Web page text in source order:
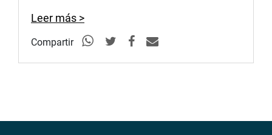
Leer más >
Compartir